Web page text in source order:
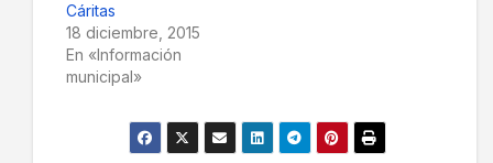
Cáritas
18 diciembre, 2015
En «Información
municipal»